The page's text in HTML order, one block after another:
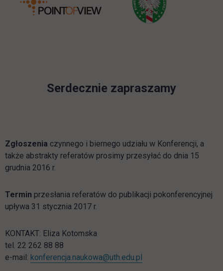
Serdecznie zapraszamy
Zgłoszenia czynnego i biernego udziału w Konferencji, a
także abstrakty referatów prosimy przesyłać do dnia 15
grudnia 2016 r.
Termin przesłania referatów do publikacji pokonferencyjnej
upływa 31 stycznia 2017 r.
KONTAKT: Eliza Kotomska
tel. 22 262 88 88
e-mail: konferencja.naukowa@uth.edu.pl